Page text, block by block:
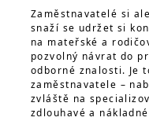
Zaměstnavatelé si
snaží se udržet si
na mateřské a
pozvolný návrat do
odborné znalosti. Je
zaměstnavatele –
zvláště na
zdlouhavé a